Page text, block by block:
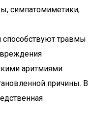
симпатомиметики,
травмы
аритмиями
причины. В